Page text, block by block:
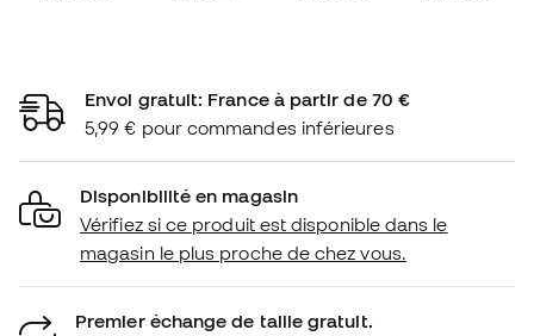
Envoi gratuit: France à partir de 70 €
5,99 € pour commandes inférieures
Disponibilité en magasin
Vérifiez si ce produit est disponible dans le
magasin le plus proche de chez vous.
Premier échange de taille gratuit.